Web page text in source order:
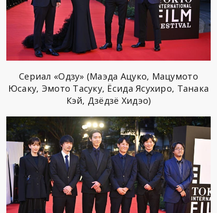
Сериал «Одзу» (Маэда Ацуко, Мацумото
Юсаку, Эмото Тасуку, Ёсида Ясухиро, Танака
Кэй, Дзёдзё Хидэо)